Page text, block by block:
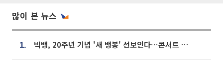
많이 본 뉴스
1. 빅뱅, 20주년 기념 '새 뱅봉' 선보인다⋯콘서트 앞두고 팝업 개최